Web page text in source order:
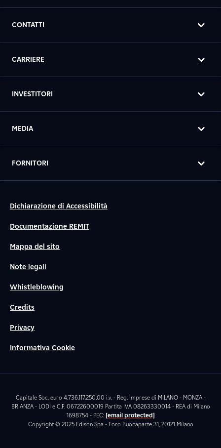
CONTATTI
CARRIERE
INVESTITORI
MEDIA
FORNITORI
Dichiarazione di Accessibilità
Documentazione REMIT
Mappa del sito
Note legali
Whistleblowing
Credits
Privacy
Informativa Cookie
Capitale Soc. euro 4.736.117.250,00 i.v. - Reg. Imprese di MILANO - MONZA -
BRIANZA - LODI e C.F. 06722600019 Partita IVA 08263330014 - REA di Milano
1698754 - PEC: [email protected]
Copyright © 2025 Edison Spa - Foro Buonaparte 31, 20121 Milano